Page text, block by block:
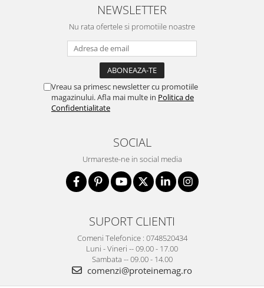
NEWSLETTER
Nu rata ofertele si promotiile noastre
Vreau sa primesc newsletter cu promotiile
magazinului. Afla mai multe in Politica de
Confidentialitate
SOCIAL
Urmareste-ne in social media
SUPORT CLIENTI
Comeni Telefonice : 0748520434
Luni - Vineri -- 09.00 - 17.00
Sambata -- 09.00 - 14.00
comenzi@proteinemag.ro